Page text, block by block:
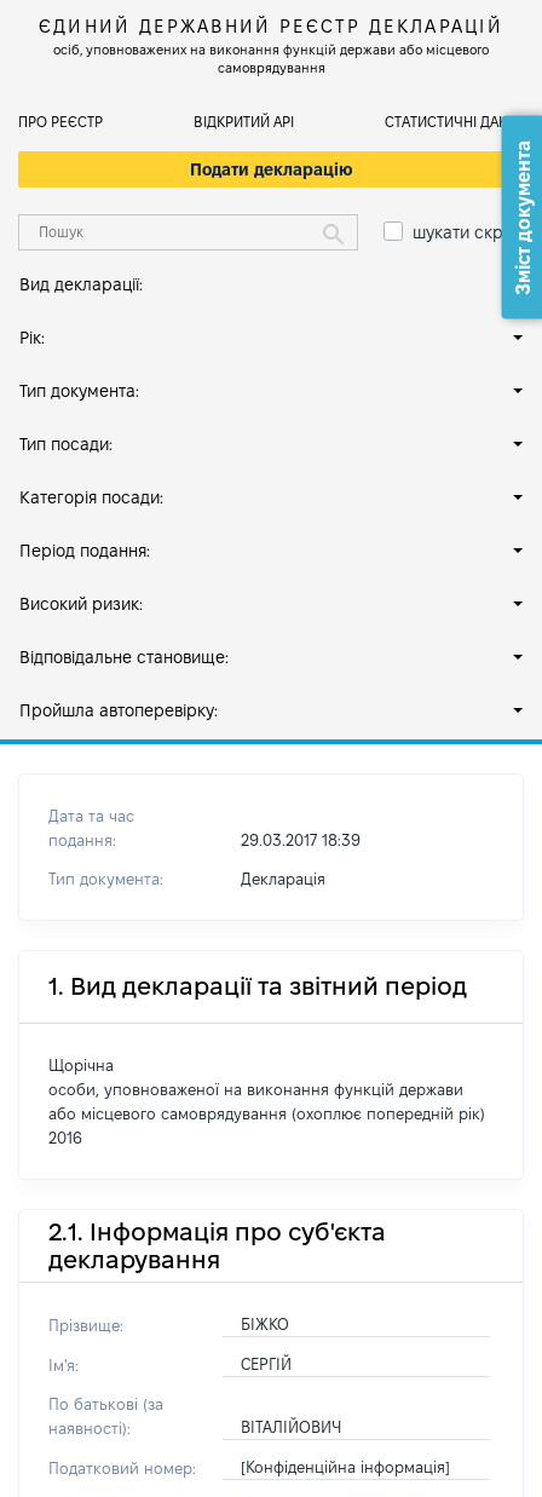
ЄДИНИЙ ДЕРЖАВНИЙ РЕЄСТР ДЕКЛАРАЦІЙ
осіб, уповноважених на виконання функцій держави або місцевого
самоврядування
ПРО РЕЄСТР ВІДКРИТИЙ АРІ СТАТИСТИЧНІ ДАНІ
Подати декларацію
шукати скрізь
Вид декларації:
Рік:
Тип документа:
Тип посади:
Категорія посади:
Період подання:
Високий ризик:
Відповідальне становище:
Пройшла автоперевірку:
Дата та час
подання:
29.03.2017 18:39
Тип документа: Декларація
1. Вид декларації та звітний період
Щорічна
особи, уповноваженої на виконання функцій держави
або місцевого самоврядування (охоплює попередній рік)
2016
2.1. Інформація про суб'єкта
декларування
Прізвище: БІЖКО
Ім'я: СЕРГІЙ
По батькові (за
наявності):
ВІТАЛІЙОВИЧ
Податковий номер: [Конфіденційна інформація]
Зміст документа